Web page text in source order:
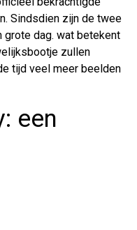
Sindsdien zijn de twee
grote dag. wat betekent
zullen
tijd veel meer beelden
een